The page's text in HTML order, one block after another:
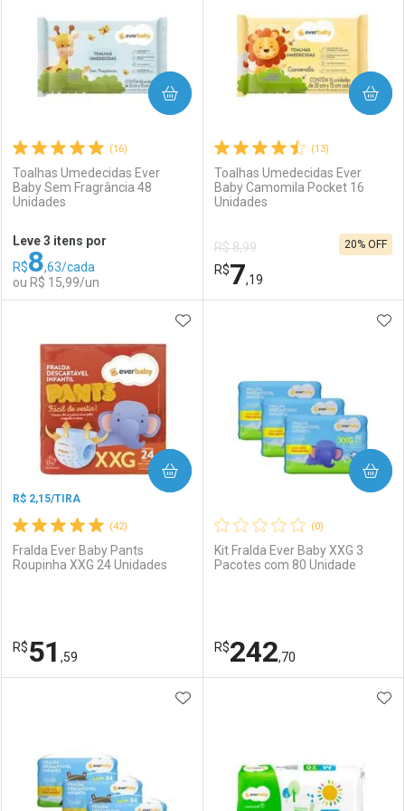
Comprar sem Desconto
Por R$ 16,19/cada
Comprar sem Desconto
Por R$ 16,19/cada
Comprar sem Desconto
Por R$ 52,99/cada
Comprar sem Desconto
Por R$ 52,99/cada
(16)
Toalhas Umedecidas Ever
Baby Sem Fragrância 48
Unidades
Leve 3 itens por
R$8,63/cada
ou R$ 15,99/un
COMPRAR
Laboratório
Comprar sem Desconto
Por R$ 15,99/cada
Por Menos
Por R$ 15,99/cada
(13)
Toalhas Umedecidas Ever
Baby Camomila Pocket 16
Unidades
R$ 8,99
R$7,19
20% OFF
COMPRAR
Laboratório
Comprar sem Desconto
Por R$ 7,19/cada
Por Menos
Por R$ 7,19/cada
(42)
R$ 2,15/TIRA
Fralda Ever Baby Pants
Roupinha XXG 24 Unidades
R$51 ,59
ADICIONAR AOS FAVORITOS
COMPRAR
Laboratório
Por Menos
(0)
Kit Fralda Ever Baby XXG 3
Pacotes com 80 Unidade
R$242,70
COMPRAR
ADICIONAR AOS FAVORITOS